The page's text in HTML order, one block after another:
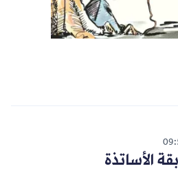
الأساتذة